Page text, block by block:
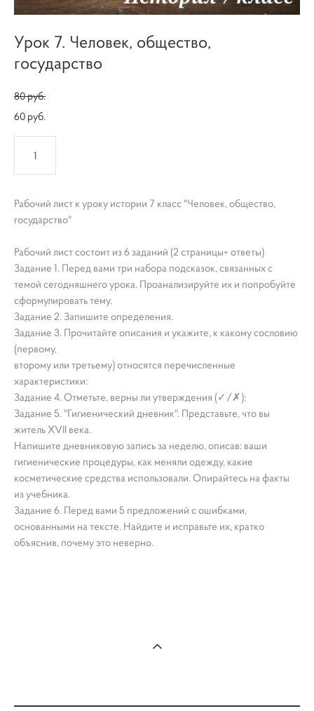
Урок 7. Человек, общество,
государство
80 pуб.
60 pуб.
Рабочий лист к уроку истории 7 класс "Человек, общество,
государство"
Рабочий лист состоит из 6 заданий (2 страницы+ ответы)
Задание 1. Перед вами три набора подсказок, связанных с
темой сегодняшнего урока. Проанализируйте их и попробуйте
сформулировать тему.
Задание 2. Запишите определения.
Задание 3. Прочитайте описания и укажите, к какому сословию
(первому,
второму или третьему) относятся перечисленные
характеристики:
Задание 4. Отметьте, верны ли утверждения (✓/✗):
Задание 5. "Гигиенический дневник". Представьте, что вы
житель XVII века.
Напишите дневниковую запись за неделю, описав: ваши
гигиенические процедуры, как меняли одежду, какие
косметические средства использовали. Опирайтесь на факты
из учебника.
Задание 6. Перед вами 5 предложений с ошибками,
основанными на тексте. Найдите и исправьте их, кратко
объяснив, почему это неверно.